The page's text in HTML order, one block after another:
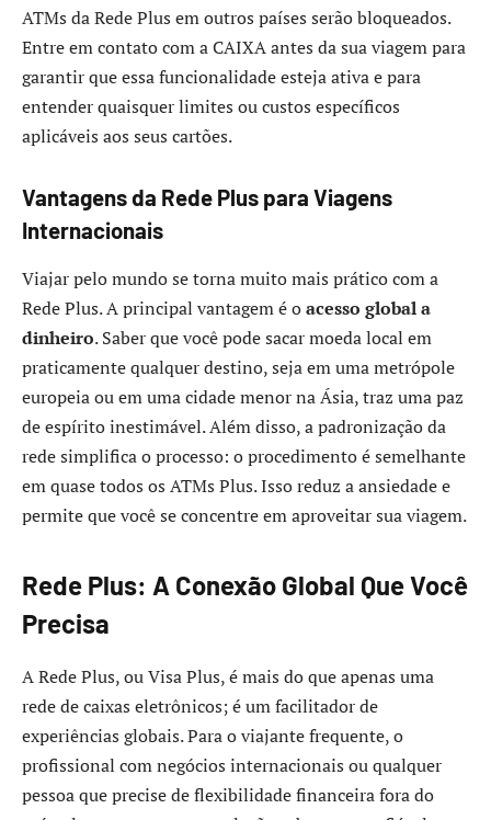
ATMs da Rede Plus em outros países serão bloqueados.
Entre em contato com a CAIXA antes da sua viagem para
garantir que essa funcionalidade esteja ativa e para
entender quaisquer limites ou custos específicos
aplicáveis aos seus cartões.
Vantagens da Rede Plus para Viagens
Internacionais
Viajar pelo mundo se torna muito mais prático com a
Rede Plus. A principal vantagem é oacesso global a
dinheiro. Saber que você pode sacar moeda local em
praticamente qualquer destino, seja em uma metrópole
europeia ou em uma cidade menor na Ásia, traz uma paz
de espírito inestimável. Além disso, a padronização da
rede simplifica o processo: o procedimento é semelhante
em quase todos os ATMs Plus. Isso reduz a ansiedade e
permite que você se concentre em aproveitar sua viagem.
Rede Plus: A Conexão Global Que Você
Precisa
A Rede Plus, ou Visa Plus, é mais do que apenas uma
rede de caixas eletrônicos; é um facilitador de
experiências globais. Para o viajante frequente, o
profissional com negócios internacionais ou qualquer
pessoa que precise de flexibilidade financeira fora do